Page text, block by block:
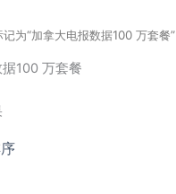
为“加拿大电报数据100 万套餐”
100 万套餐